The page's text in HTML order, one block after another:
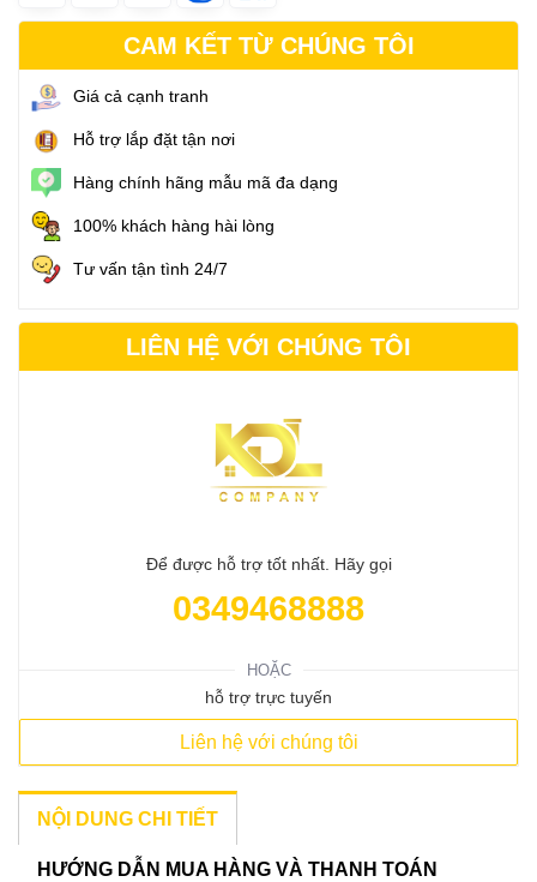
CAM KẾT TỪ CHÚNG TÔI
Giá cả cạnh tranh
Hỗ trợ lắp đặt tận nơi
Hàng chính hãng mẫu mã đa dạng
100% khách hàng hài lòng
Tư vấn tận tình 24/7
LIÊN HỆ VỚI CHÚNG TÔI
Để được hỗ trợ tốt nhất. Hãy gọi
0349468888
HOẶC
hỗ trợ trực tuyến
Liên hệ với chúng tôi
NỘI DUNG CHI TIẾT
HƯỚNG DẪN MUA HÀNG VÀ THANH TOÁN